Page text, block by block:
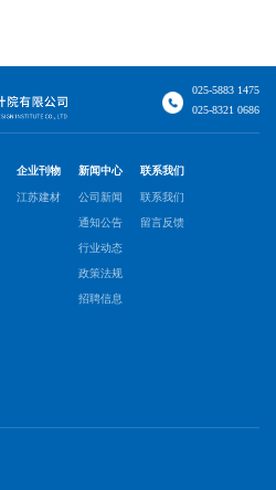
025-5883 1475
025-8321 0686
企业刊物
江苏建材
新闻中心
公司新闻
通知公告
行业动态
政策法规
招聘信息
联系我们
联系我们
留言反馈